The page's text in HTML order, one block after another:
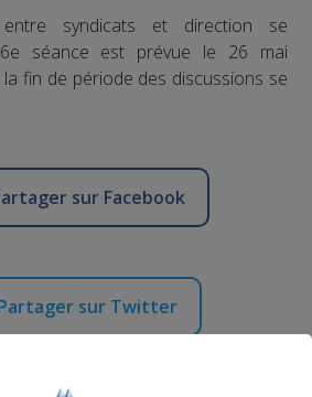
entre syndicats et direction se
séance est prévue le 26 mai
fin de période des discussions se
sur Facebook
sur Twitter